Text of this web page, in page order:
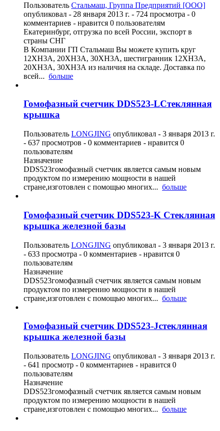
Пользователь Стальмаш, Группа Предприятий [ООО]
опубликовал - 28 января 2013 г. - 724 просмотра - 0
комментариев - нравится 0 пользователям
Екатеринбург, отгрузка по всей России, экспорт в
страны СНГ
В Компании ГП Стальмаш Вы можете купить круг
12ХН3А, 20ХН3А, 30ХН3А, шестигранник 12ХН3А,
20ХН3А, 30ХН3А из наличия на складе. Доставка по
всей... больше
Гомофазный счетчик DDS523-LСтеклянная
крышка
Пользователь LONGJING опубликовал - 3 января 2013 г.
- 637 просмотров - 0 комментариев - нравится 0
пользователям
Назначение
DDS523гомофазный счетчик является самым новым
продуктом по измерению мощности в нашей
стране,изготовлен с помощью многих... больше
Гомофазный счетчик DDS523-K Стеклянная
крышка железной базы
Пользователь LONGJING опубликовал - 3 января 2013 г.
- 633 просмотра - 0 комментариев - нравится 0
пользователям
Назначение
DDS523гомофазный счетчик является самым новым
продуктом по измерению мощности в нашей
стране,изготовлен с помощью многих... больше
Гомофазный счетчик DDS523-Jстеклянная
крышка железной базы
Пользователь LONGJING опубликовал - 3 января 2013 г.
- 641 просмотр - 0 комментариев - нравится 0
пользователям
Назначение
DDS523гомофазный счетчик является самым новым
продуктом по измерению мощности в нашей
стране,изготовлен с помощью многих... больше